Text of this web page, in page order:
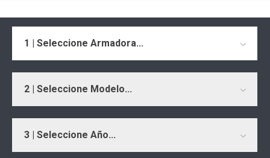
1 | Seleccione Armadora...
2 | Seleccione Modelo...
3 | Seleccione Año...